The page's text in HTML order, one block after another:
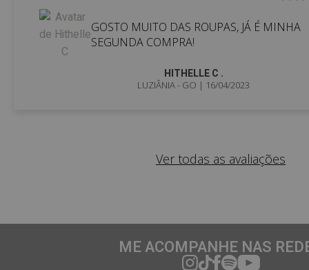
GOSTO MUITO DAS ROUPAS, JÁ É MINHA
SEGUNDA COMPRA!
HITHELLE C .
LUZIÂNIA - GO | 16/04/2023
Ver todas as avaliações
ME ACOMPANHE NAS